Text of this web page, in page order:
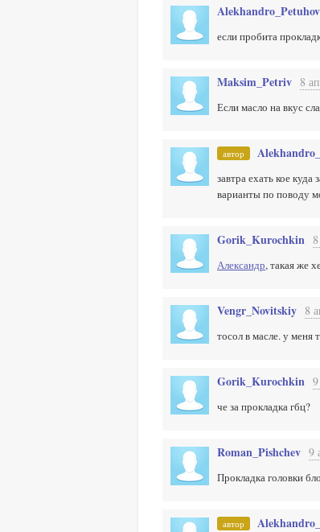
Alekhandro_Petuhov
если пробита
Maksim_Petriv 8
Если масло на вкус
автор
завтра ехать кое
варианты по поводу
Gorik_Kurochkin
Александр, такая же
Vengr_Novitskiy 8
тосол в масле. у меня
Gorik_Kurochkin
че за прокладка гбц?
Roman_Pishchev 9
Прокладка головки
автор